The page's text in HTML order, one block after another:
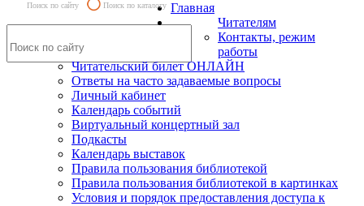
Поиск по сайту Поиск по каталогу Главная
Читателям
Контакты, режим
работы
Читательский билет ОНЛАЙН
Ответы на часто задаваемые вопросы
Личный кабинет
Календарь событий
Виртуальный концертный зал
Подкасты
Календарь выставок
Правила пользования библиотекой
Правила пользования библиотекой в картинках
Условия и порядок предоставления доступа к